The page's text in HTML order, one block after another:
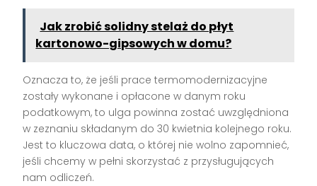
Jak zrobić solidny stelaż do płyt
kartonowo-gipsowych w domu?
Oznacza to, że jeśli prace termomodernizacyjne
zostały wykonane i opłacone w danym roku
podatkowym, to ulga powinna zostać uwzględniona
w zeznaniu składanym do 30 kwietnia kolejnego roku.
Jest to kluczowa data, o której nie wolno zapomnieć,
jeśli chcemy w pełni skorzystać z przysługujących
nam odliczeń.